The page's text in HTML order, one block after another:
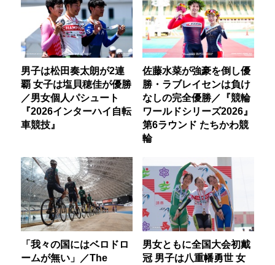
男子は松田奏太朗が2連
覇 女子は塩貝穂佳が優勝
／男女個人パシュート
『2026インターハイ自転
車競技』
佐藤水菜が強豪を倒し優
勝・ラブレイセンは負け
なしの完全優勝／『競輪
ワールドシリーズ2026』
第6ラウンド たちかわ競
輪
「我々の国にはベロドロ
ームが無い」／The
男女ともに全国大会初戴
冠 男子は八重幡勇世 女